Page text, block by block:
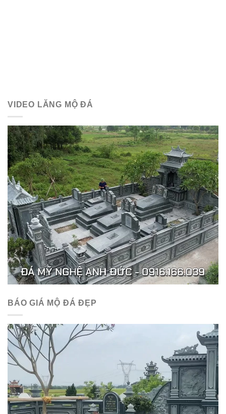
VIDEO LĂNG MỘ ĐÁ
BÁO GIÁ MỘ ĐÁ ĐẸP